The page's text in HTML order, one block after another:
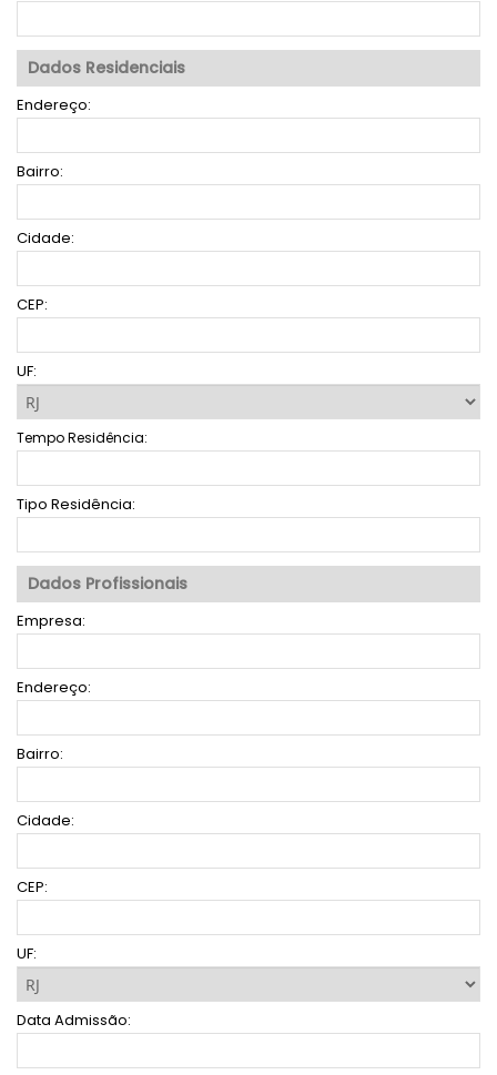
Dados Residenciais
Endereço:
Bairro:
Cidade:
CEP:
UF:
Tempo Residência:
Tipo Residência:
Dados Profissionais
Empresa:
Endereço:
Bairro:
Cidade:
CEP:
UF:
Data Admissão: